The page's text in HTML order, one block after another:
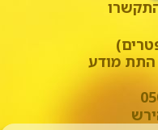
התת מודע